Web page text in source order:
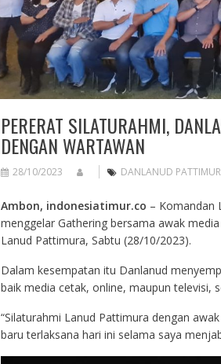
PERERAT SILATURAHMI,
DENGAN WARTAWAN
28/10/2023 DANLANUD
Ambon, indonesiatimur.co – Komandan
menggelar Gathering bersama awak
Lanud Pattimura, Sabtu (28/10/2023).
Dalam kesempatan itu Danlanud
baik media cetak, online, maupun televisi,
“Silaturahmi Lanud Pattimura dengan
baru terlaksana hari ini selama saya